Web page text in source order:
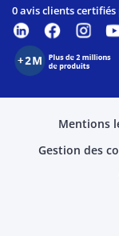
0 avis clients
Mentions
Gestion des